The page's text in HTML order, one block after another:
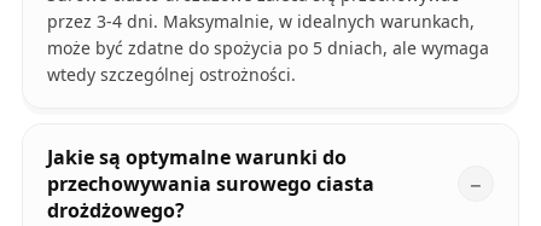
przez 3-4 dni. Maksymalnie, w idealnych warunkach,
może być zdatne do spożycia po 5 dniach, ale wymaga
wtedy szczególnej ostrożności.
Jakie są optymalne warunki do
przechowywania surowego ciasta
drożdżowego?